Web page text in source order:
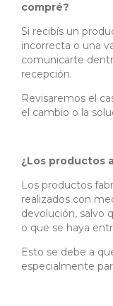
compré?
Si recibís un
incorrecta o una
comunicarte
recepción.
Revisaremos el
el cambio o la
¿Los productos
Los productos
realizados con
devolución, salvo
o que se haya
Esto se debe a
especialmente